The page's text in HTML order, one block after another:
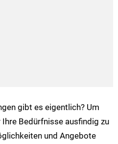
gibt es eigentlich? Um
Bedürfnisse ausfindig zu
und Angebote